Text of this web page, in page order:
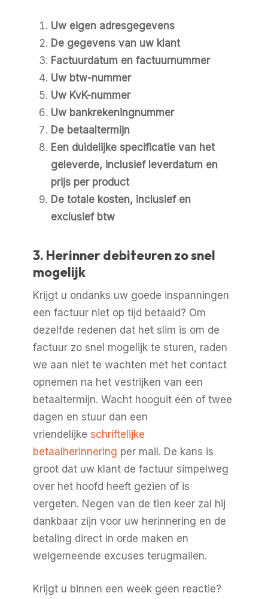
Uw eigen adresgegevens
De gegevens van uw klant
Factuurdatum en factuurnummer
Uw btw-nummer
Uw KvK-nummer
Uw bankrekeningnummer
De betaaltermijn
Een duidelijke specificatie van het
geleverde, inclusief leverdatum en
prijs per product
De totale kosten, inclusief en
exclusief btw
3. Herinner debiteuren zo snel
mogelijk
Krijgt u ondanks uw goede inspanningen
een factuur niet op tijd betaald? Om
dezelfde redenen dat het slim is om de
factuur zo snel mogelijk te sturen, raden
we aan niet te wachten met het contact
opnemen na het vestrijken van een
betaaltermijn. Wacht hooguit één of twee
dagen en stuur dan een
vriendelijke schriftelijke
betaalherinnering per mail. De kans is
groot dat uw klant de factuur simpelweg
over het hoofd heeft gezien of is
vergeten. Negen van de tien keer zal hij
dankbaar zijn voor uw herinnering en de
betaling direct in orde maken en
welgemeende excuses terugmailen.
Krijgt u binnen een week geen reactie?